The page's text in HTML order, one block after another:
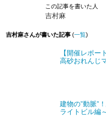
この記事を書いた人
吉村麻
吉村麻さんが書いた記事 (一覧)
【開催レポ
高砂おれんじ
建物の”動脈”
ライトビル編～